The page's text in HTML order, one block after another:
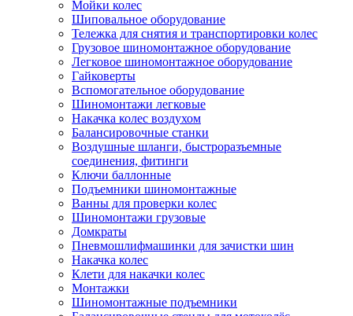
Мойки колес
Шиповальное оборудование
Тележка для снятия и транспортировки колес
Грузовое шиномонтажное оборудование
Легковое шиномонтажное оборудование
Гайковерты
Вспомогательное оборудование
Шиномонтажи легковые
Накачка колес воздухом
Балансировочные станки
Воздушные шланги, быстроразъемные
соединения, фитинги
Ключи баллонные
Подъемники шиномонтажные
Ванны для проверки колес
Шиномонтажи грузовые
Домкраты
Пневмошлифмашинки для зачистки шин
Накачка колес
Клети для накачки колес
Монтажки
Шиномонтажные подъемники